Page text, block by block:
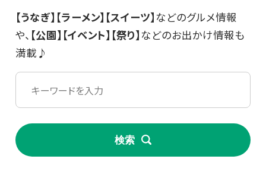
【うなぎ】【ラーメン】【スイーツ】などのグルメ情報
や、 【公園】【イベント】【祭り】などのお出かけ情報も
満載♪
検索